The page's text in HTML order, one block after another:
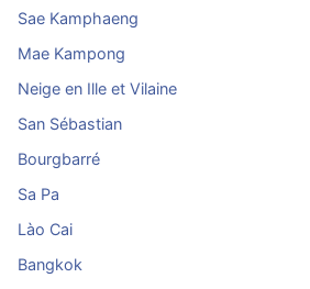
Sae Kamphaeng
Mae Kampong
Neige en Ille et Vilaine
San Sébastian
Bourgbarré
Sa Pa
Lào Cai
Bangkok